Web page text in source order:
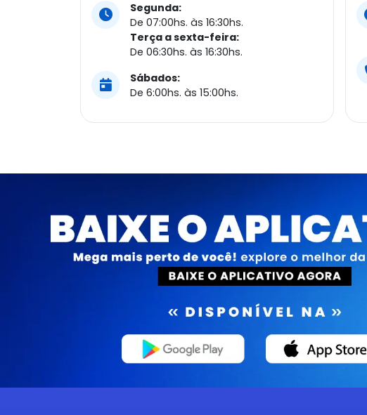
Segunda:
De 07:00hs. às 16:30hs.
Terça a sexta-feira:
De 06:30hs. às 16:30hs.
Sábados:
De 6:00hs. às 15:00hs.